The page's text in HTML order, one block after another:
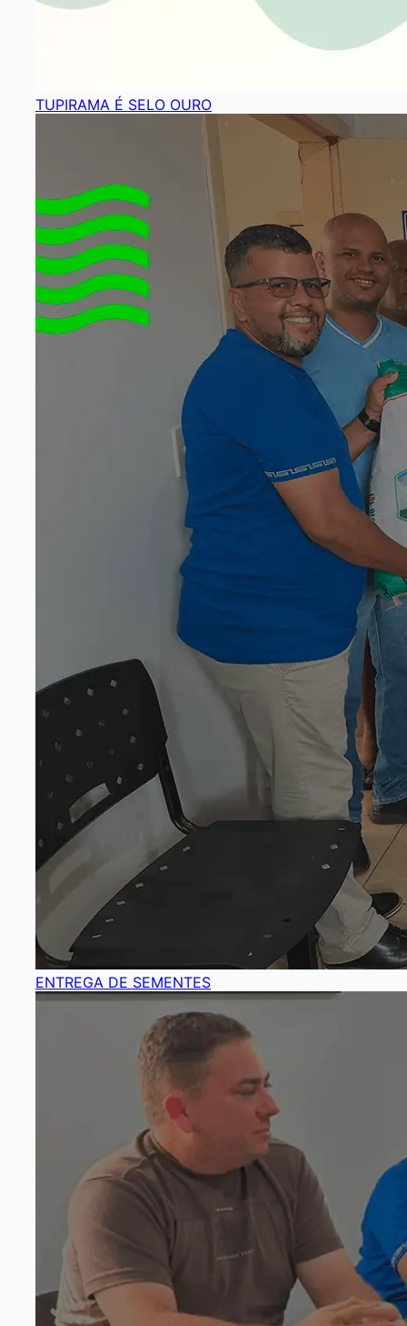
TUPIRAMA É SELO OURO
ENTREGA DE SEMENTES